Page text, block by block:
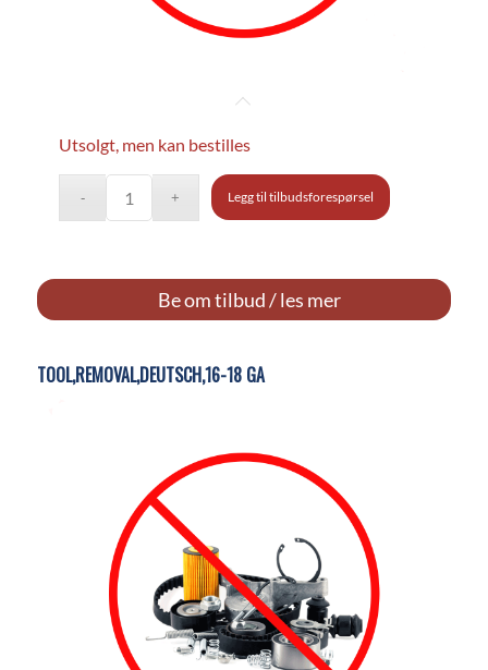
Utsolgt, men kan bestilles
Legg til tilbudsforespørsel
Be om tilbud / les mer
TOOL,REMOVAL,DEUTSCH,16-18 GA